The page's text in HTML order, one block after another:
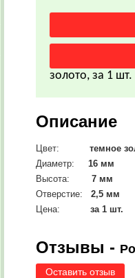
золото, за 1 шт.
Описание
Цвет:
темное
Диаметр: 16 мм
Высота:
7 мм
Отверстие: 2,5 мм
Цена:
за 1 шт.
Отзывы -
Оставить отзыв